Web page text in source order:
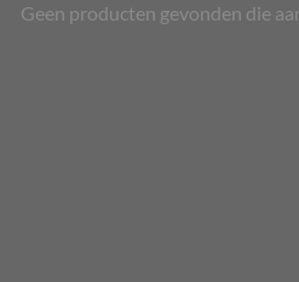
Geen producten gevonden die